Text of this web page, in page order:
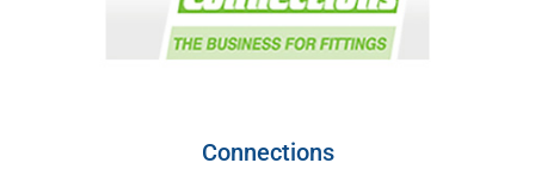
Connections